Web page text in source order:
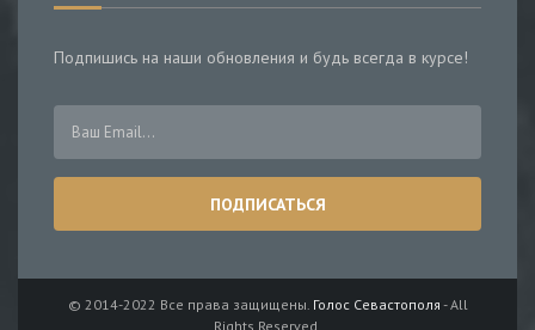
Подпишись на наши обновления и будь всегда в курсе!
© 2014-2022 Все права защищены. Голос Севастополя - All
Rights Reserved.